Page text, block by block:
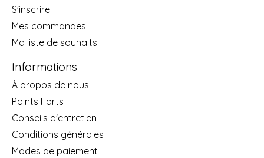
S'inscrire
Mes commandes
Ma liste de souhaits
Informations
À propos de nous
Points Forts
Conseils d'entretien
Conditions générales
Modes de paiement